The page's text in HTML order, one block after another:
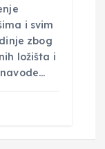
i svim
zbog
ložišta i